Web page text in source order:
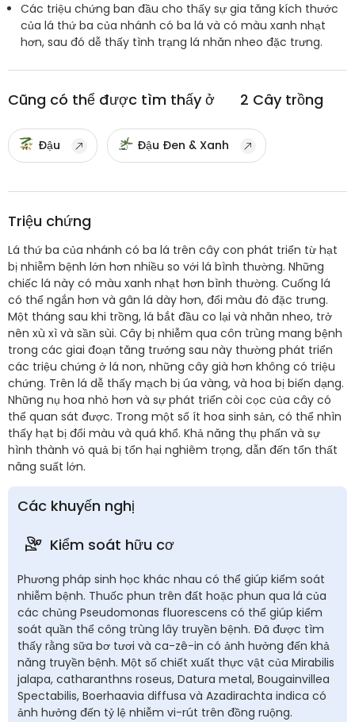
Các triệu chứng ban đầu cho thấy sự gia tăng kích thước
của lá thứ ba của nhánh có ba lá và có màu xanh nhạt
hơn, sau đó dễ thấy tình trạng lá nhăn nheo đặc trưng.
Cũng có thể được tìm thấy ở 2 Cây trồng
Đậu Đậu Đen & Xanh
Triệu chứng
Lá thứ ba của nhánh có ba lá trên cây con phát triển từ hạt
bị nhiễm bệnh lớn hơn nhiều so với lá bình thường. Những
chiếc lá này có màu xanh nhạt hơn bình thường. Cuống lá
có thể ngắn hơn và gân lá dày hơn, đổi màu đỏ đặc trưng.
Một tháng sau khi trồng, lá bắt đầu co lại và nhăn nheo, trở
nên xù xì và sần sùi. Cây bị nhiễm qua côn trùng mang bệnh
trong các giai đoạn tăng trưởng sau này thường phát triển
các triệu chứng ở lá non, những cây già hơn không có triệu
chứng. Trên lá dễ thấy mạch bị úa vàng, và hoa bị biến dạng.
Những nụ hoa nhỏ hơn và sự phát triển còi cọc của cây có
thể quan sát được. Trong một số ít hoa sinh sản, có thể nhìn
thấy hạt bị đổi màu và quá khổ. Khả năng thụ phấn và sự
hình thành vỏ quả bị tổn hại nghiêm trọng, dẫn đến tổn thất
năng suất lớn.
Các khuyến nghị
Kiểm soát hữu cơ
Phương pháp sinh học khác nhau có thể giúp kiểm soát
nhiễm bệnh. Thuốc phun trên đất hoặc phun qua lá của
các chủng Pseudomonas fluorescens có thể giúp kiểm
soát quần thể công trùng lây truyền bệnh. Đã được tìm
thấy rằng sữa bơ tươi và ca-zê-in có ảnh hưởng đến khả
năng truyền bệnh. Một số chiết xuất thực vật của Mirabilis
jalapa, catharanthns roseus, Datura metal, Bougainvillea
Spectabilis, Boerhaavia diffusa và Azadirachta indica có
ảnh hưởng đến tỷ lệ nhiễm vi-rút trên đồng ruộng.